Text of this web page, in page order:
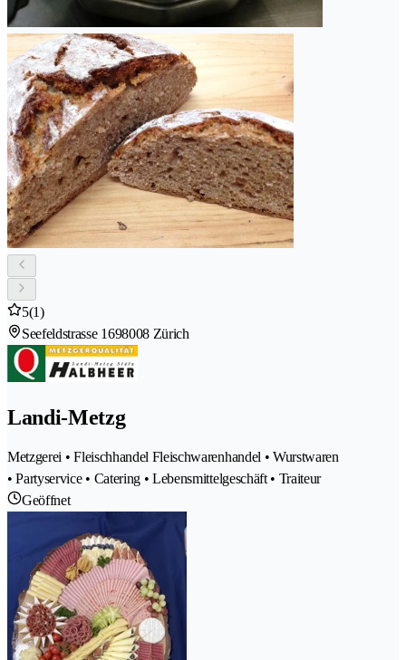
5(1)
Seefeldstrasse 1698008 Zürich
Landi-Metzg
Metzgerei • Fleischhandel Fleischwarenhandel • Wurstwaren
• Partyservice • Catering • Lebensmittelgeschäft • Traiteur
Geöffnet